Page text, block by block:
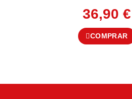
36,90 €
COMPRAR